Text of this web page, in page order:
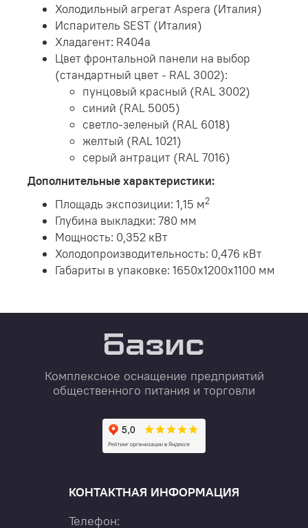
Холодильный агрегат Aspera (Италия)
Испаритель SEST (Италия)
Хладагент: R404a
Цвет фронтальной панели на выбор
(стандартный цвет - RAL 3002):
пунцовый красный (RAL 3002)
синий (RAL 5005)
светло-зеленый (RAL 6018)
желтый (RAL 1021)
серый антрацит (RAL 7016)
Дополнительные характеристики:
Площадь экспозиции: 1,15 м2
Глубина выкладки: 780 мм
Мощность: 0,352 кВт
Холодопроизводительность: 0,476 кВт
Габариты в упаковке: 1650х1200х1100 мм
Комплексное оснащение предприятий
общественного питания и торговли
КОНТАКТНАЯ ИНФОРМАЦИЯ
Телефон: